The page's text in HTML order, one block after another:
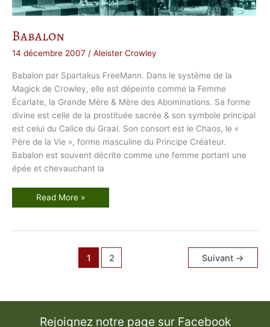
r
2
Babalon
14 décembre 2007 / Aleister Crowley
Babalon par Spartakus FreeMann. Dans le système de la
Magick de Crowley, elle est dépeinte comme la Femme
Écarlate, la Grande Mère & Mère des Abominations. Sa forme
divine est celle de la prostituée sacrée & son symbole principal
est celui du Calice du Graal. Son consort est le Chaos, le «
Père de la Vie », forme masculine du Principe Créateur.
Babalon est souvent décrite comme une femme portant une
épée et chevauchant la
B
Read More »
1 2 Suivant →
Rejoignez notre page sur Facebook